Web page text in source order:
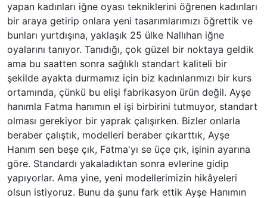
yapan kadınları iğne oyası tekniklerini öğrenen kadınları
bir araya getirip onlara yeni tasarımlarımızı öğrettik ve
bunları yurtdışına, yaklaşık 25 ülke Nallıhan iğne
oyalarını tanıyor. Tanıdığı, çok güzel bir noktaya geldik
ama bu saatten sonra sağlıklı standart kaliteli bir
şekilde ayakta durmamız için biz kadınlarımızı bir kurs
ortamında, çünkü bu elişi fabrikasyon ürün değil. Ayşe
hanımla Fatma hanımın el işi birbirini tutmuyor, standart
olması gerekiyor bir yaprak çalışırken. Bizler onlarla
beraber çalıştık, modelleri beraber çıkarttık, Ayşe
Hanım sen beşe çık, Fatma'yı se üçe çık, işinin ayarına
göre. Standardı yakaladıktan sonra evlerine gidip
yapıyorlar. Ama yine, yeni modellerimizin hikâyeleri
olsun istiyoruz. Bunu da şunu fark ettik Ayşe Hanımın